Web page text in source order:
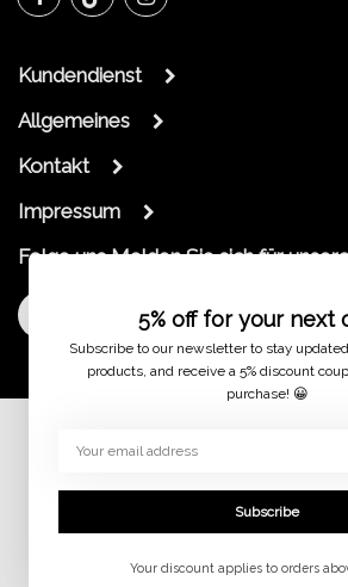
Kundendienst
Allgemeines
Kontakt
Impressum
Folge uns Melden Sie sich für
5% off for your next
Subscribe to our newsletter to stay
products, and receive a 5% discount
purchase! 😀
Subscribe
Your discount applies to orders